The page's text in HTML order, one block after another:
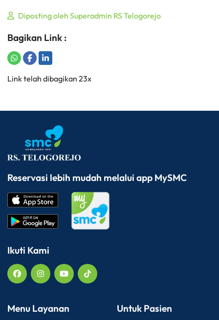
Diposting oleh Superadmin RS Telogorejo
Bagikan Link :
Share on WhatsApp
Share on Facebook
Share on LinkedIn
Link telah dibagikan 23x
Reservasi lebih mudah melalui app MySMC
Ikuti Kami
Menu Layanan Untuk Pasien